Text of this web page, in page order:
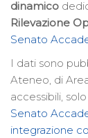
dinamico
Rilevazione
Senato
I dati sono
Ateneo, di
accessibili,
Senato
integrazione